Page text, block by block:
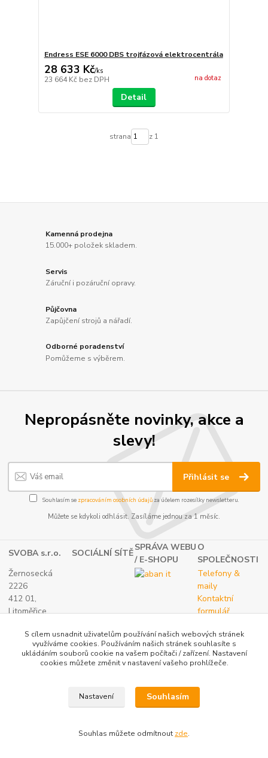
Endress ESE 6000 DBS trojfázová elektrocentrála
28 633 Kč/ks
23 664 Kč bez DPH na dotaz
Detail
strana z 1
Kamenná prodejna
15.000+ položek skladem.
Servis
Záruční i pozáruční opravy.
Půjčovna
Zapůjčení strojů a nářadí.
Odborné poradenství
Pomůžeme s výběrem.
Nepropásněte novinky, akce a
slevy!
Přihlásit se
Souhlasím se zpracováním osobních údajůza účelem rozesílky newsletteru.
Můžete se kdykoli odhlásit. Zasíláme jednou za 1 měsíc.
SVOBA s.r.o. SOCIÁLNÍ SÍTĚ
SPRÁVA WEBU
/ E-SHOPU
O
SPOLEČNOSTI
Žernosecká
2226
412 01,
Litoměřice
(+420) 416 733
IČ: 27265382
Telefony &
maily
Kontaktní
formulář
S cílem usnadnit uživatelům používání našich webových stránek
využíváme cookies. Používáním našich stránek souhlasíte s
ukládáním souborů cookie na vašem počítači / zařízení. Nastavení
cookies můžete změnit v nastavení vašeho prohlížeče.
Nastavení Souhlasím
Souhlas můžete odmítnout zde.